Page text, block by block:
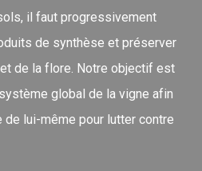
il faut progressivement
de synthèse et préserver
de la flore. Notre objectif est
global de la vigne afin
de lui-même pour lutter contre